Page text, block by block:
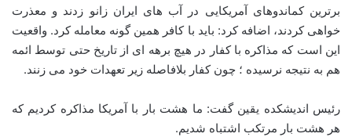
برترین کماندوهای آمریکایی در آب های ایران زانو زدند و معذرت
خواهی کردند، اضافه کرد: باید با کافر همین گونه معامله کرد. واقعیت
این است که مذاکره با کفار در هیچ برهه ای از تاریخ حتی توسط ائمه
هم به نتیجه نرسیده ؛ چون کفار بلافاصله زیر تعهدات خود می زنند.
رئیس اندیشکده یقین گفت: ما هشت بار با آمریکا مذاکره کردیم که
هر هشت بار مرتکب اشتباه شدیم.